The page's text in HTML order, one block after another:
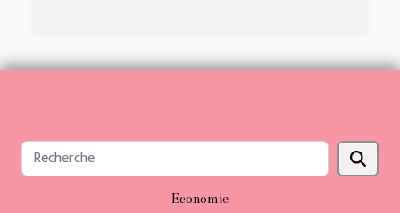
Economie